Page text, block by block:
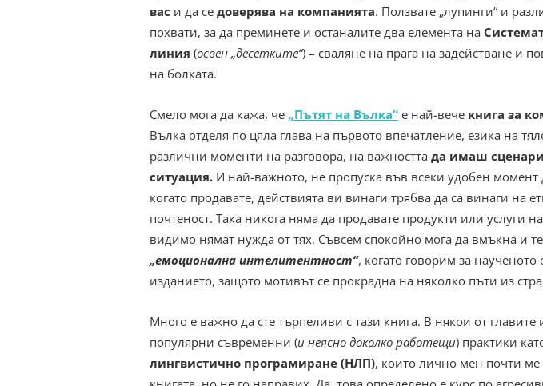
вас и да се доверява на компанията. Ползвате „лупинги“ и
похвати, за да преминете и останалите два елемента на
линия (освен „десетките“) – сваляне на прага на задействане и
на болката.
Смело мога да кажа, че „Пътят на Вълка“ е най-вече книга за
Вълка отделя по цяла глава на първото впечатление, езика на
различни моменти на разговора, на важността да имаш
ситуация. И най-важното, не пропуска във всеки удобен
когато продавате, действията ви винаги трябва да са винаги на
почтеност. Така никога няма да продавате продукти или услуги
видимо нямат нужда от тях. Съвсем спокойно мога да вмъкна и
„емоционална интелитентност“, когато говорим за наученото
изданието, защото мотивът се прокрадна на няколко пъти из
Много е важно да сте търпеливи с тази книга. В някои от
популярни съвременни (и неясно доколко работещи) практики
лингвистично програмиране (НЛП), които лично мен почти ме